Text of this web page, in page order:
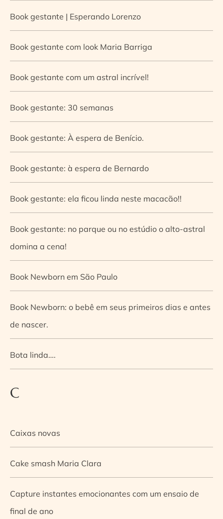
Book gestante | Esperando Lorenzo
Book gestante com look Maria Barriga
Book gestante com um astral incrível!
Book gestante: 30 semanas
Book gestante: À espera de Benício.
Book gestante: à espera de Bernardo
Book gestante: ela ficou linda neste macacão!!
Book gestante: no parque ou no estúdio o alto-astral
domina a cena!
Book Newborn em São Paulo
Book Newborn: o bebê em seus primeiros dias e antes
de nascer.
Bota linda….
C
Caixas novas
Cake smash Maria Clara
Capture instantes emocionantes com um ensaio de
final de ano